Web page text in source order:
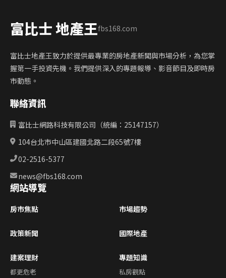
富比士 地產王fbs168.com
富比士地產王致力於提供最專業的房地產新聞與市場分析，為您掌
握第一手投資先機。我們提供深入的專題報導、影音節目及即時房
市動態。
聯絡資訊
富比士網路科技有限公司（統編：25147157）
104台北市中山區建國北路二段65號7樓
02-2516-5377
news@fbs168.com
網站導覽
房市焦點 市場趨勢
政策新聞 國際地產
建案理財
都更危老
專題知識
私房觀點